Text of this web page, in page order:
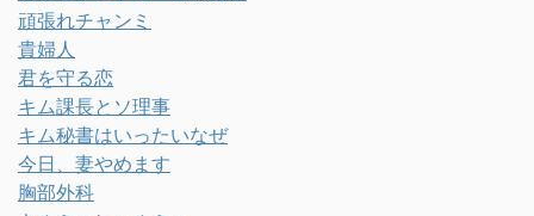
頑張れチャンミ
貴婦人
君を守る恋
キム課長とソ理事
キム秘書はいったいなぜ
今日、妻やめます
胸部外科